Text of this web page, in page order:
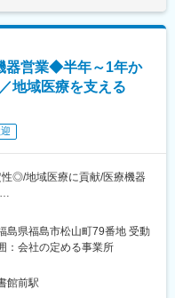
器営業◆半年～1年か
地域医療を支える
性◎/地域医療に貢献/医療機器
ている同社にて、医療機関の
療機器の提案・販売を行い
どの消耗品からスタートし、
グや大型の医療機器の導入
島県福島市松山町79番地 受動
：会社の定める事業所
館前駅